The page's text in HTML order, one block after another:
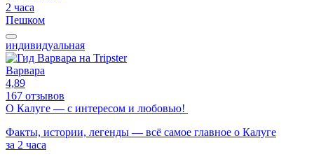
2 часа
Пешком
индивидуальная
Варвара
4,89
167 отзывов
О Калуге — с интересом и любовью!
Факты, истории, легенды — всё самое главное о Калуге
за 2 часа